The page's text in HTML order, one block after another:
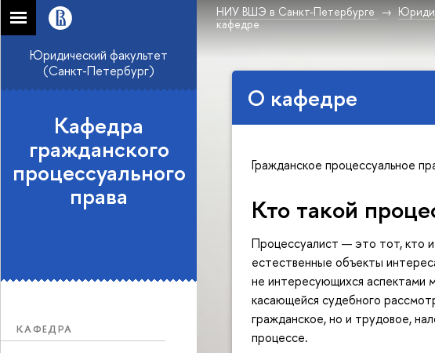
НИУ ВШЭ в Санкт-Петербурге
кафедре
Юридический факультет
(Санкт-Петербург)
Кафедра
гражданского
процессуального
права
КАФЕДРА
О кафедре
Гражданское процессуальное
Кто такой
Процессуалист — это тот, кто
естественные объекты
не интересующихся аспектами
касающейся судебного
гражданское, но и трудовое,
процессе.